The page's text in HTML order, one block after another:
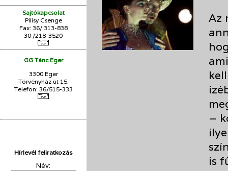
Sajtókapcsolat
Pilisy Csenge
Fax: 36/ 313-838
30 /218-3520
GG Tánc Eger
3300 Eger
Törvényház út 15.
Telefon: 36/515-333
Hírlevél feliratkozás
Név:
Az
–
is